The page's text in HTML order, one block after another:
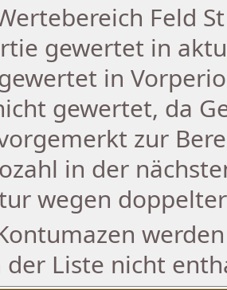
Feld
gewertet in
in
gewertet, da
zur
in der
wegen
der Liste nicht